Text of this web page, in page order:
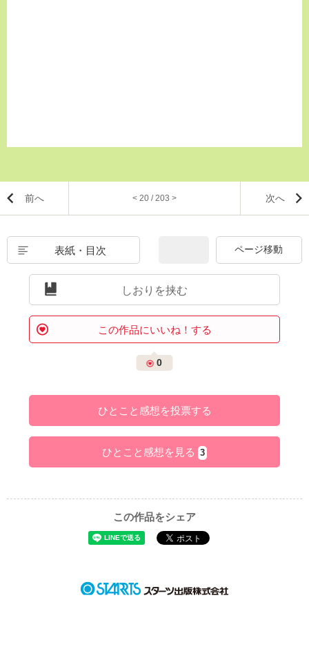
前へ < 20 / 203 > 次へ
表紙・目次
しおりを挟む
この作品にいいね！する
0
ひとこと感想を投票する
ひとこと感想を見る 3
この作品をシェア